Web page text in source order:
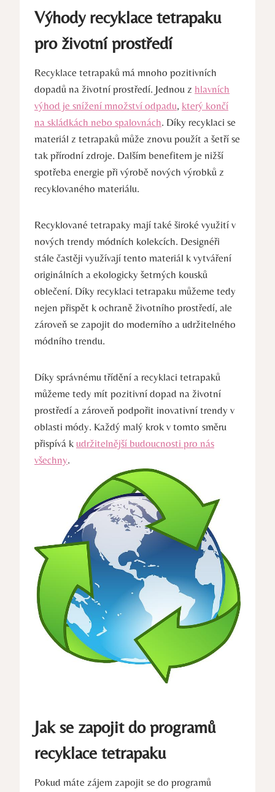
Výhody recyklace tetrapaku
pro životní prostředí
Recyklace tetrapaků má mnoho pozitivních
dopadů na životní prostředí. Jednou z hlavních
výhod je snížení množství odpadu, který končí
na skládkách nebo spalovnách. Díky recyklaci se
materiál z tetrapaků může znovu použít a šetří se
tak přírodní zdroje. Dalším benefitem je nižší
spotřeba energie při výrobě nových výrobků z
recyklovaného materiálu.
Recyklované tetrapaky mají také široké využití v
nových trendy módních kolekcích. Designéři
stále častěji využívají tento materiál k vytváření
originálních a ekologicky šetrných kousků
oblečení. Díky recyklaci tetrapaku můžeme tedy
nejen přispět k ochraně životního prostředí, ale
zároveň se zapojit do moderního a udržitelného
módního trendu.
Díky správnému třídění a recyklaci tetrapaků
můžeme tedy mít pozitivní dopad na životní
prostředí a zároveň podpořit inovativní trendy v
oblasti módy. Každý malý krok v tomto směru
přispívá k udržitelnější budoucnosti pro nás
všechny.
Jak se zapojit do programů
recyklace tetrapaku
Pokud máte zájem zapojit se do programů